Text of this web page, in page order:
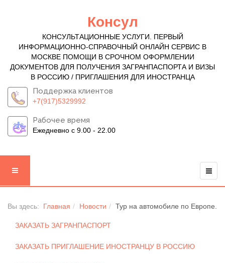
Консул
КОНСУЛЬТАЦИОННЫЕ УСЛУГИ. ПЕРВЫЙ
ИНФОРМАЦИОННО-СПРАВОЧНЫЙ ОНЛАЙН СЕРВИС В
МОСКВЕ ПОМОЩИ В СРОЧНОМ ОФОРМЛЕНИИ
ДОКУМЕНТОВ ДЛЯ ПОЛУЧЕНИЯ ЗАГРАНПАСПОРТА И ВИЗЫ
В РОССИЮ / ПРИГЛАШЕНИЯ ДЛЯ ИНОСТРАНЦА
Поддержка клиентов
+7(917)5329992
Рабочее время
Ежедневно с 9.00 - 22.00
Вы здесь: Главная Новости Тур на автомобиле по Европе.
ЗАКАЗАТЬ ЗАГРАНПАСПОРТ
ЗАКАЗАТЬ ПРИГЛАШЕНИЕ ИНОСТРАНЦУ В РОССИЮ